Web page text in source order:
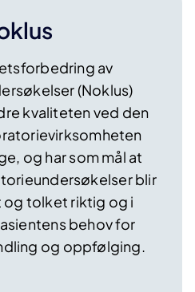
av
(Noklus)
kvaliteten ved den
og har som mål at
blir
tolket riktig og i
behov for
og oppfølging.